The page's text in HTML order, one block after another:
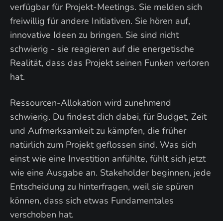
verfügbar für Projekt-Meetings. Sie melden sich
freiwillig für andere Initiativen. Sie hören auf,
innovative Ideen zu bringen. Sie sind nicht
schwierig - sie reagieren auf die energetische
Realität, dass das Projekt seinen Funken verloren
hat.
Ressourcen-Allokation wird zunehmend
schwierig. Du findest dich dabei, für Budget, Zeit
und Aufmerksamkeit zu kämpfen, die früher
natürlich zum Projekt geflossen sind. Was sich
einst wie eine Investition anfühlte, fühlt sich jetzt
wie eine Ausgabe an. Stakeholder beginnen, jede
Entscheidung zu hinterfragen, weil sie spüren
können, dass sich etwas Fundamentales
verschoben hat.